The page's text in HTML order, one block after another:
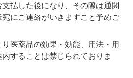
払した後になり、その際は通関
にご連絡がいきますこと予めご
医薬品の効果・効能、用法・用
することは禁じられておりま